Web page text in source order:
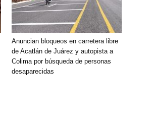
Anuncian bloqueos en carretera libre
de Acatlán de Juárez y autopista a
Colima por búsqueda de personas
desaparecidas